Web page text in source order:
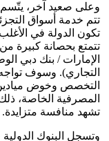
وعلى صعيد آخر، يتّسم
تتم خدمة أسواق
تكون الدولة في
تتمتع بحصانة كبيرة
الإمارات / بنك دبي
التجاري). وسوف
التخصص وخوض
المصرفية الخاصة،
تشهد منافسة متزايدة.
وتسجل البنوك